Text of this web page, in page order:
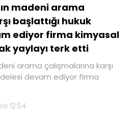
madeni arama
başlattığı hukuk
ediyor firma kimyasal
yaylayı terk etti
arama çalışmalarına karşı
devam ediyor firma
12:54